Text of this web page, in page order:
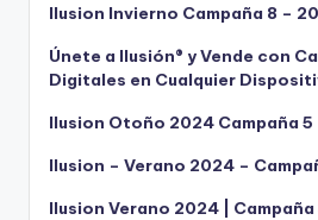
Ilusion Invierno Campaña 8 –
Únete a Ilusión® y Vende con
Digitales en Cualquier
Ilusion Otoño 2024 Campaña 5
Ilusion – Verano 2024 –
Ilusion Verano 2024 | Campaña